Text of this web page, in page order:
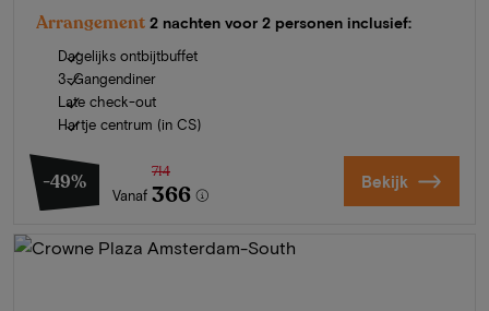
Arrangement 2 nachten voor 2 personen inclusief:
Dagelijks ontbijtbuffet
3-Gangendiner
Late check-out
Hartje centrum (in CS)
-49%
Vanaf
714
366 Bekijk